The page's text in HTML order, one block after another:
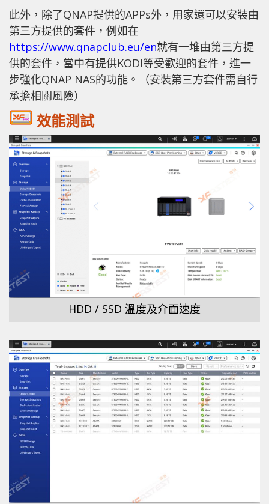
此外，除了QNAP提供的APPs外，用家還可以安裝由
第三方提供的套件，例如在
https://www.qnapclub.eu/en就有一堆由第三方提
供的套件，當中有提供KODI等受歡迎的套件，進一
步強化QNAP NAS的功能。（安裝第三方套件需自行
承擔相關風險）
效能測試
HDD / SSD 溫度及介面速度